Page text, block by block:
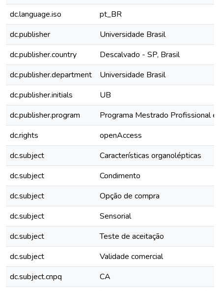
dc.language.iso
pt_BR
dc.publisher
Universidade Brasil
dc.publisher.country
Descalvado - SP, Brasil
dc.publisher.department
Universidade Brasil
dc.publisher.initials
UB
dc.publisher.program
Programa Mestrado Profissional
dc.rights
openAccess
dc.subject
Características organolépticas
dc.subject
Condimento
dc.subject
Opção de compra
dc.subject
Sensorial
dc.subject
Teste de aceitação
dc.subject
Validade comercial
dc.subject.cnpq
CA